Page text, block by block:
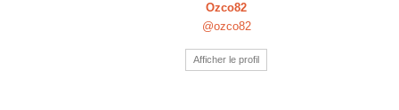
Ozco82
@ozco82
Afficher le profil